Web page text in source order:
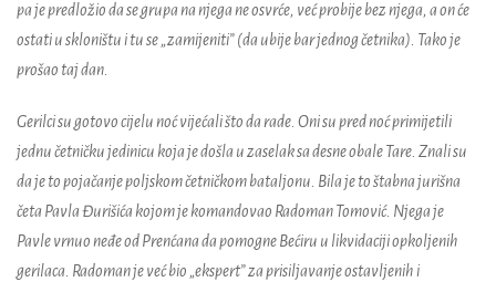
pa je predložio da se grupa na njega ne osvrće, već probije bez njega, a on će
ostati u skloništu i tu se „zamijeniti” (da ubije bar jednog četnika). Tako je
prošao taj dan.
Gerilci su gotovo cijelu noć vijećali što da rade. Oni su pred noć primijetili
jednu četničku jedinicu koja je došla u zaselak sa desne obale Tare. Znali su
da je to pojačanje poljskom četničkom bataljonu. Bila je to štabna jurišna
četa Pavla Đurišića kojom je komandovao Radoman Tomović. Njega je
Pavle vrnuo neđe od Prenćana da pomogne Bećiru u likvidaciji opkoljenih
gerilaca. Radoman je već bio „ekspert” za prisiljavanje ostavljenih i